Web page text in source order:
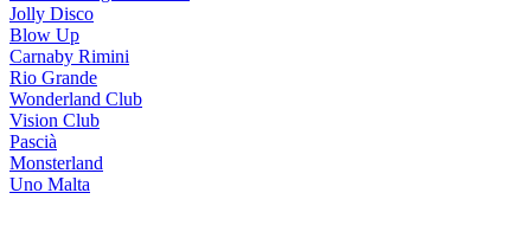
Jolly Disco
Blow Up
Carnaby Rimini
Rio Grande
Wonderland Club
Vision Club
Pascià
Monsterland
Uno Malta